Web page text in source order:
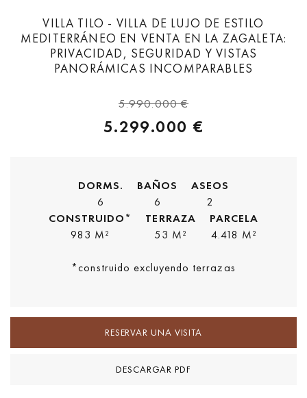
VILLA TILO - VILLA DE LUJO DE ESTILO
MEDITERRÁNEO EN VENTA EN LA ZAGALETA:
PRIVACIDAD, SEGURIDAD Y VISTAS
PANORÁMICAS INCOMPARABLES
5.990.000 €
5.299.000 €
DORMS.
6
BAÑOS
6
ASEOS
2
CONSTRUIDO*
983 M²
TERRAZA
53 M²
PARCELA
4.418 M²
*construido excluyendo terrazas
RESERVAR UNA VISITA
DESCARGAR PDF